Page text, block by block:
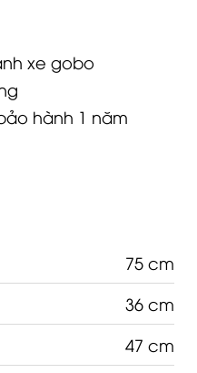
xe gobo
hành 1 năm
75 cm
36 cm
47 cm